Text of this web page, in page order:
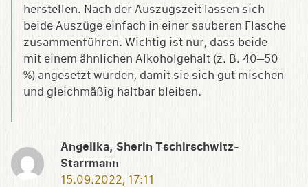
herstellen. Nach der Auszugszeit lassen sich
beide Auszüge einfach in einer sauberen Flasche
zusammenführen. Wichtig ist nur, dass beide
mit einem ähnlichen Alkoholgehalt (z. B. 40–50
%) angesetzt wurden, damit sie sich gut mischen
und gleichmäßig haltbar bleiben.
Angelika, Sherin Tschirschwitz-
Starrmann
15.09.2022, 17:11